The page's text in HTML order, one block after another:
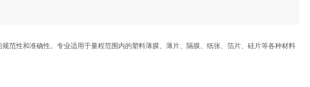
范性和准确性。专业适用于量程范围内的塑料薄膜、薄片、隔膜、纸张、箔片、硅片等各种材料